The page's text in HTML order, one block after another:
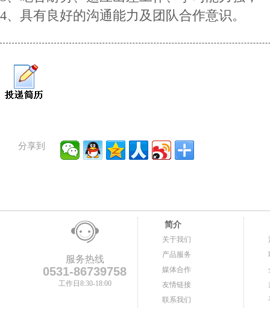
4、具有良好的沟通能力及团队合作意识。
分享到
服务热线
0531-86739758
工作日8:30-18:00
简介
关于我们
产品服务
媒体合作
友情链接
联系我们